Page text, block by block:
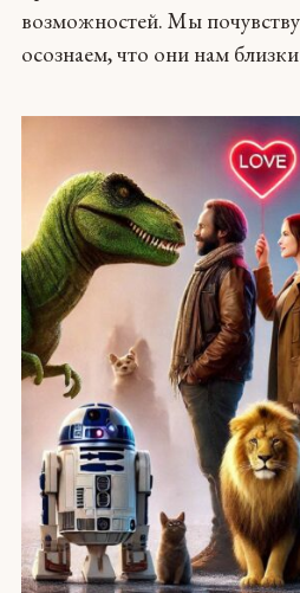
возможностей. Мы
осознаем, что они нам